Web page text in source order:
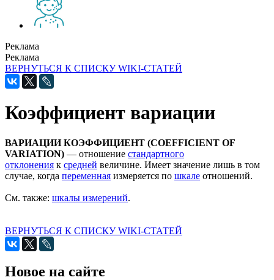
Реклама
Реклама
ВЕРНУТЬСЯ К СПИСКУ WIKI-СТАТЕЙ
Коэффициент вариации
ВАРИАЦИИ КОЭФФИЦИЕНТ (COEFFICIENT OF
VARIATION) — отношение стандартного
отклонения к средней величине. Имеет значение лишь в том
случае, когда переменная измеряется по шкале отношений.
Cм. также: шкалы измерений.
ВЕРНУТЬСЯ К СПИСКУ WIKI-СТАТЕЙ
Новое на сайте